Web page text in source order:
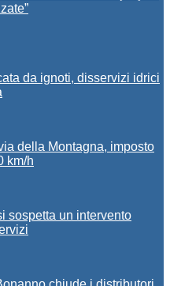
da ignoti, disservizi idrici
della Montagna, imposto
km/h
sospetta un intervento